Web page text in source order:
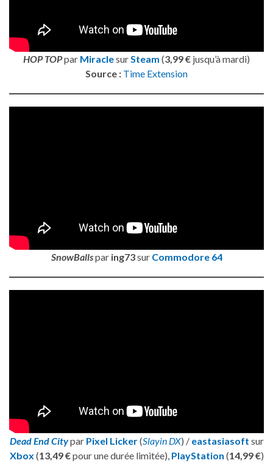
HOP TOPpar MiraclesurSteam (3,99 € jusqu’à mardi)
Source : Time Extension
SnowBallspar ing73sur Commodore 64
Dead End Citypar Pixel Licker(Slayin DX) / eastasiasoft sur
Xbox (13,49 €pour une durée limitée), PlayStation (14,99 €)